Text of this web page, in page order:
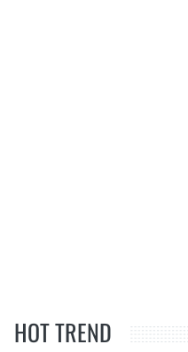
HOT TREND